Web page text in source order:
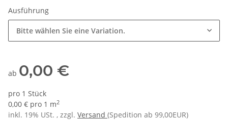
Ausführung
Bitte wählen Sie eine Variation.
ab 0,00 €
pro 1 Stück
0,00 € pro 1 m2
inkl. 19% USt. , zzgl. Versand (Spedition ab 99,00EUR)